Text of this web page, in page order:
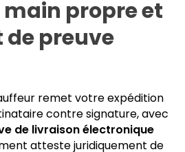
délais de transit courts, une
et une traçabilité simplifiée.
preuve